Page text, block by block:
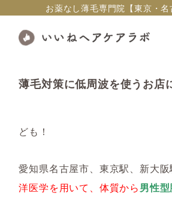
お薬なし薄毛専門院【東京・名
薄毛対策に低周波を使うお店
ども！
愛知県名古屋市、東京駅、新大
洋医学を用いて、体質から男性型